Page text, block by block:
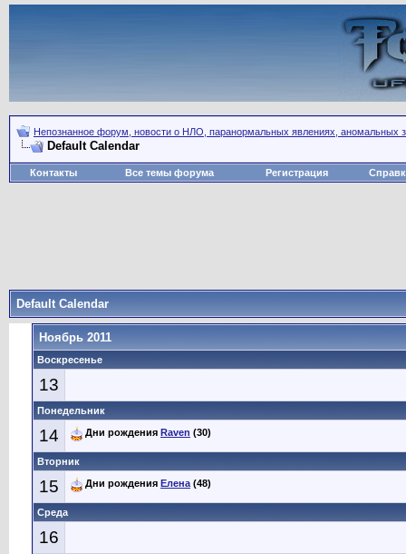
Непознанное форум, новости о НЛО, паранормальных явлениях, аномальных
Default Calendar
Контакты Все темы форума Регистрация
Default Calendar
Ноябрь 2011
Воскресенье
13
Понедельник
14 Дни рождения Raven (30)
Вторник
15 Дни рождения Елена(48)
Среда
16